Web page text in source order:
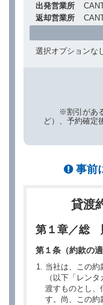
出発営業所
返却営業所
選択オプションな
※割引があ
ど）、予約確定
事前
貸渡
第１章／総
第１条（約款の適
当社は、この約
（以下「レン
渡すものとし、
す。尚、この約